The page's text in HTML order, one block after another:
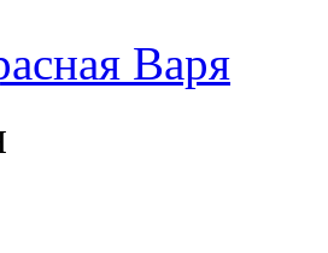
Варя